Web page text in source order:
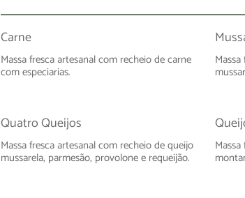
Carne
Massa fresca artesanal com recheio de carne
com especiarias.
Quatro Queijos
Massa fresca artesanal com recheio de queijo
mussarela, parmesão, provolone e requeijão.